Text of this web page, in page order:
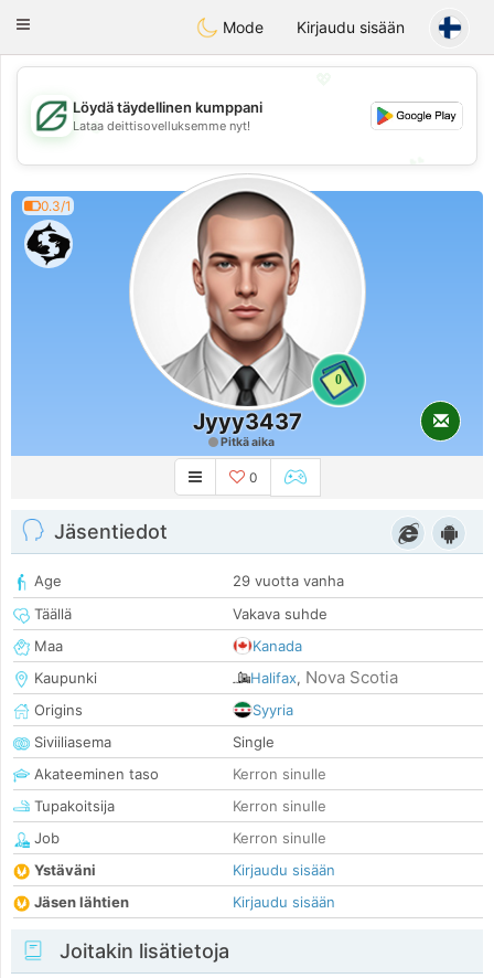
GulfDating
Toggle
Mode Kirjaudu sisään
💖
💕
Löydä täydellinen kumppani
Lataa deittisovelluksemme nyt!
0.3/1
0
Jyyy3437
Pitkä aika
0
Jäsentiedot
Age
29 vuotta vanha
Täällä
Vakava suhde
Maa
Kanada
Kaupunki
Halifax, Nova Scotia
Origins
Syyria
Siviiliasema
Single
Akateeminen taso
Kerron sinulle
Tupakoitsija
Kerron sinulle
Job
Kerron sinulle
Ystäväni
Kirjaudu sisään
Jäsen lähtien
Kirjaudu sisään
Joitakin lisätietoja